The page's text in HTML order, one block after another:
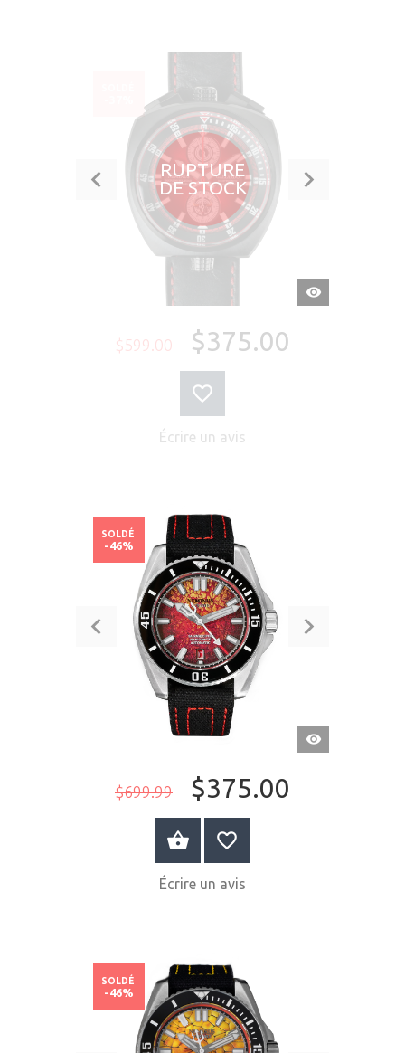
RUPTURE
DE STOCK
APERÇU
RAPIDE
$599.00 $375.00
Écrire un avis
APERÇU
RAPIDE
$699.99 $375.00
SOLDÉ
-46%
ACHETER MAINTENANT
Écrire un avis
SOLDÉ
-46%